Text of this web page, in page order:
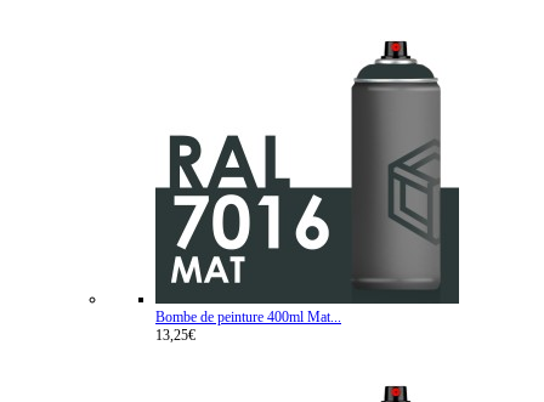
Bombe de peinture 400ml Mat...
13,25€